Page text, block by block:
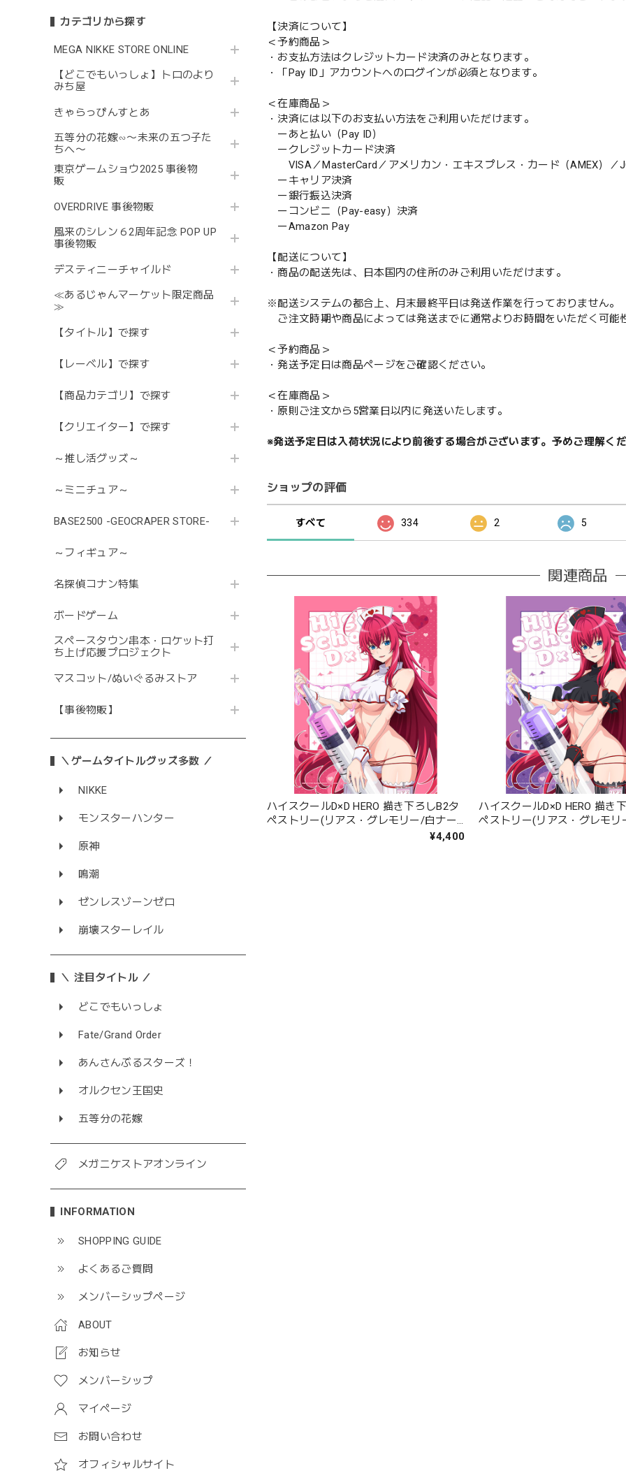
カテゴリから探す
MEGA NIKKE STORE ONLINE
【どこでもいっしょ】トロのより
みち屋
きゃらっぴんすとあ
五等分の花嫁∽〜未来の五つ子た
ちへ〜
東京ゲームショウ2025 事後物
販
OVERDRIVE 事後物販
風来のシレン６2周年記念 POP UP
事後物販
デスティニーチャイルド
≪あるじゃんマーケット限定商品
≫
【タイトル】で探す
【レーベル】で探す
【商品カテゴリ】で探す
【クリエイター】で探す
～推し活グッズ～
～ミニチュア～
BASE2500 -GEOCRAPER STORE-
～フィギュア～
名探偵コナン特集
ボードゲーム
スペースタウン串本・ロケット打
ち上げ応援プロジェクト
マスコット/ぬいぐるみストア
【事後物販】
＼ゲームタイトルグッズ多数 ／
NIKKE
モンスターハンター
原神
鳴潮
ゼンレスゾーンゼロ
崩壊スターレイル
＼ 注目タイトル ／
どこでもいっしょ
Fate/Grand Order
あんさんぶるスターズ！
オルクセン王国史
五等分の花嫁
メガニケストアオンライン
INFORMATION
SHOPPING GUIDE
よくあるご質問
メンバーシップページ
ABOUT
お知らせ
メンバーシップ
マイページ
お問い合わせ
オフィシャルサイト
【決済について】
＜予約商品＞
・お支払方法はクレジットカード決済のみとなります。
・「Pay ID」アカウントへのログインが必須となります。
＜在庫商品＞
・決済には以下のお支払い方法をご利用いただけます。
ーあと払い（Pay ID）
ークレジットカード決済
VISA／MasterCard／アメリカン・エキスプレス・カード（AMEX）／
ーキャリア決済
ー銀行振込決済
ーコンビニ（Pay-easy）決済
ーAmazon Pay
【配送について】
・商品の配送先は、日本国内の住所のみご利用いただけます。
※配送システムの都合上、月末最終平日は発送作業を行っておりません。
ご注文時期や商品によっては発送までに通常よりお時間をいただく可能
＜予約商品＞
・発送予定日は商品ページをご確認ください。
＜在庫商品＞
・原則ご注文から5営業日以内に発送いたします。
※発送予定日は入荷状況により前後する場合がございます。予めご理解く
ショップの評価
すべて 334 2 5
関連商品
ハイスクールD×D HERO 描き下ろしB2タ
ペストリー(リアス・グレモリー/白ナー
¥4,400
ハイスクールD×D HERO 描き
ペストリー(リアス・グレモリ